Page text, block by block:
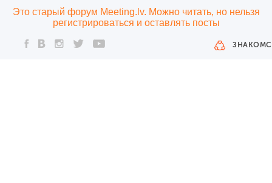
Это старый форум Meeting.lv. Можно читать, но нельзя
регистрироваться и оставлять посты